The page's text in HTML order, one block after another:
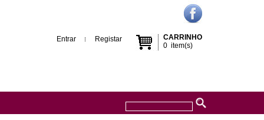
CARRINHO
0 item(s)
Entrar Registar